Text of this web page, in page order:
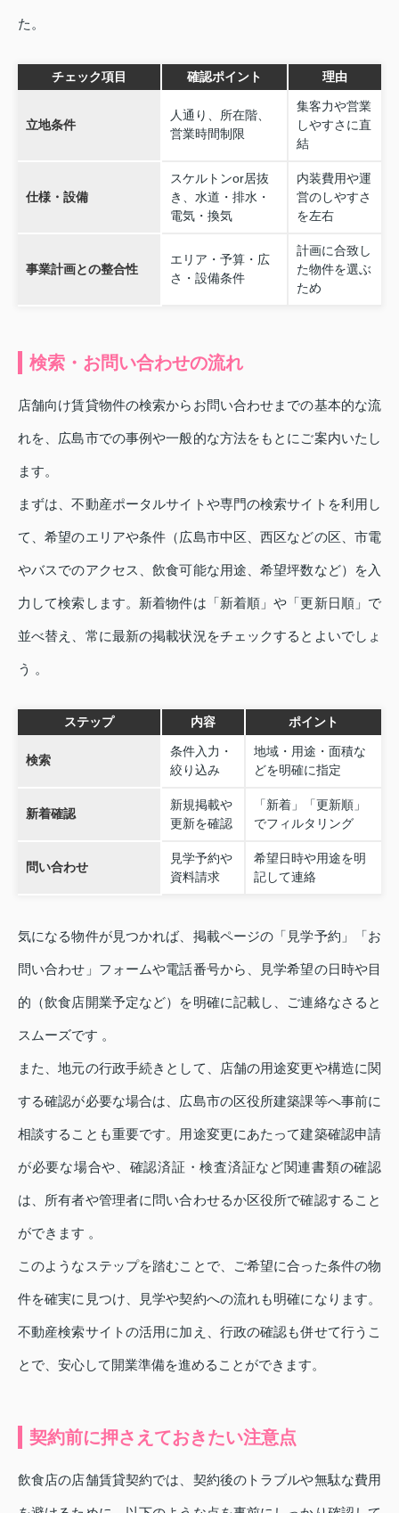
た。
チェック項目 確認ポイント 理由
立地条件
人通り、所在階、
営業時間制限
集客力や営業
しやすさに直
結
仕様・設備
スケルトンor居抜
き、水道・排水・
電気・換気
内装費用や運
営のしやすさ
を左右
事業計画との整合性
エリア・予算・広
さ・設備条件
計画に合致し
た物件を選ぶ
ため
検索・お問い合わせの流れ
店舗向け賃貸物件の検索からお問い合わせまでの基本的な流
れを、広島市での事例や一般的な方法をもとにご案内いたし
ます。
まずは、不動産ポータルサイトや専門の検索サイトを利用し
て、希望のエリアや条件（広島市中区、西区などの区、市電
やバスでのアクセス、飲食可能な用途、希望坪数など）を入
力して検索します。新着物件は「新着順」や「更新日順」で
並べ替え、常に最新の掲載状況をチェックするとよいでしょ
う 。
ステップ 内容 ポイント
検索
条件入力・
絞り込み
地域・用途・面積な
どを明確に指定
新着確認
新規掲載や
更新を確認
「新着」「更新順」
でフィルタリング
問い合わせ
見学予約や
資料請求
希望日時や用途を明
記して連絡
気になる物件が見つかれば、掲載ページの「見学予約」「お
問い合わせ」フォームや電話番号から、見学希望の日時や目
的（飲食店開業予定など）を明確に記載し、ご連絡なさると
スムーズです 。
また、地元の行政手続きとして、店舗の用途変更や構造に関
する確認が必要な場合は、広島市の区役所建築課等へ事前に
相談することも重要です。用途変更にあたって建築確認申請
が必要な場合や、確認済証・検査済証など関連書類の確認
は、所有者や管理者に問い合わせるか区役所で確認すること
ができます 。
このようなステップを踏むことで、ご希望に合った条件の物
件を確実に見つけ、見学や契約への流れも明確になります。
不動産検索サイトの活用に加え、行政の確認も併せて行うこ
とで、安心して開業準備を進めることができます。
契約前に押さえておきたい注意点
飲食店の店舗賃貸契約では、契約後のトラブルや無駄な費用